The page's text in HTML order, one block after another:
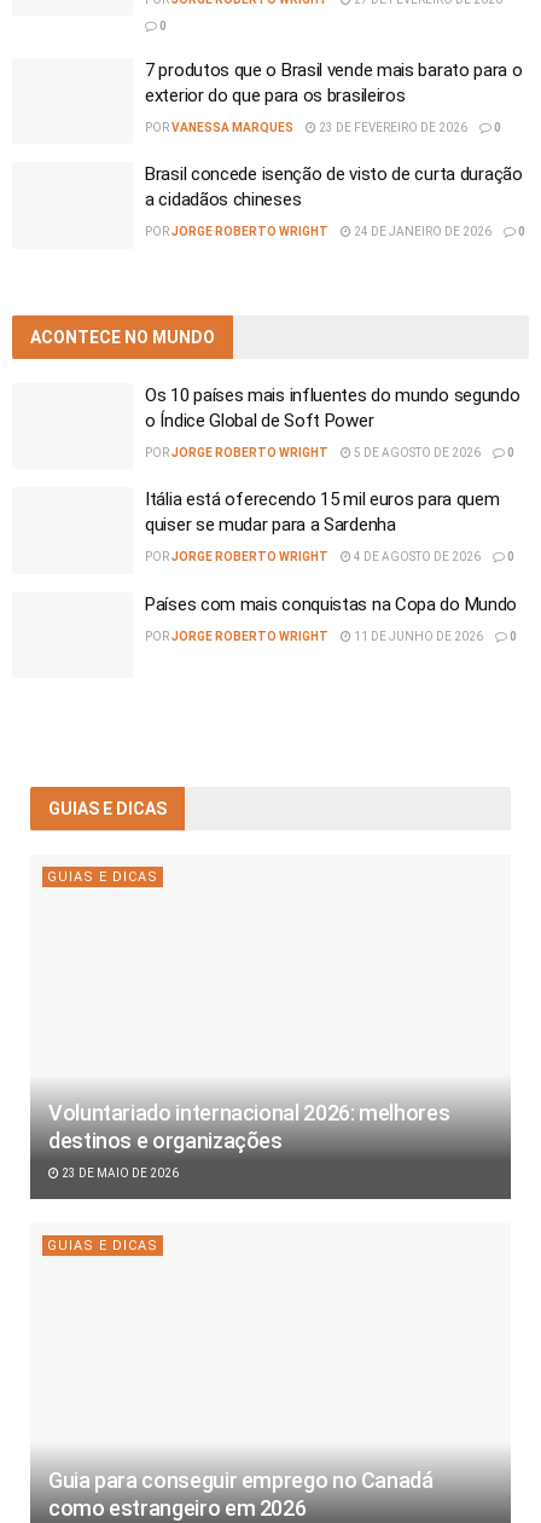
0
7 produtos que o Brasil vende mais barato para o
exterior do que para os brasileiros
PORVANESSA MARQUES 23 DE FEVEREIRO DE 2026 0
Brasil concede isenção de visto de curta duração
a cidadãos chineses
PORJORGE ROBERTO WRIGHT 24 DE JANEIRO DE 2026 0
ACONTECE NO MUNDO
Os 10 países mais influentes do mundo segundo
o Índice Global de Soft Power
PORJORGE ROBERTO WRIGHT 5 DE AGOSTO DE 2026 0
Itália está oferecendo 15 mil euros para quem
quiser se mudar para a Sardenha
PORJORGE ROBERTO WRIGHT 4 DE AGOSTO DE 2026 0
Países com mais conquistas na Copa do Mundo
PORJORGE ROBERTO WRIGHT 11 DE JUNHO DE 2026 0
GUIAS E DICAS
GUIAS E DICAS
Voluntariado internacional 2026: melhores
destinos e organizações
23 DE MAIO DE 2026
GUIAS E DICAS
Guia para conseguir emprego no Canadá
como estrangeiro em 2026